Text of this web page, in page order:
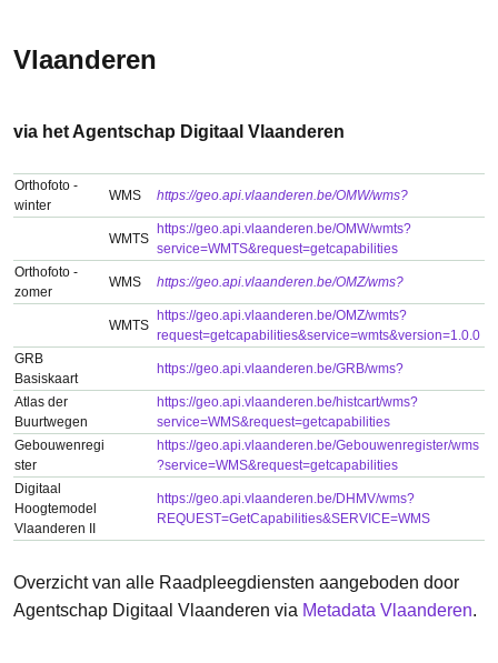
Vlaanderen
via het Agentschap Digitaal Vlaanderen
Orthofoto -
winter
WMS https://geo.api.vlaanderen.be/OMW/wms?
WMTS
https://geo.api.vlaanderen.be/OMW/wmts?
service=WMTS&request=getcapabilities
Orthofoto -
zomer
WMS https://geo.api.vlaanderen.be/OMZ/wms?
WMTS
https://geo.api.vlaanderen.be/OMZ/wmts?
request=getcapabilities&service=wmts&version=1.0.0
GRB
Basiskaart
https://geo.api.vlaanderen.be/GRB/wms?
Atlas der
Buurtwegen
https://geo.api.vlaanderen.be/histcart/wms?
service=WMS&request=getcapabilities
Gebouwenregi
ster
https://geo.api.vlaanderen.be/Gebouwenregister/wms
?service=WMS&request=getcapabilities
Digitaal
Hoogtemodel
Vlaanderen II
https://geo.api.vlaanderen.be/DHMV/wms?
REQUEST=GetCapabilities&SERVICE=WMS
Overzicht van alle Raadpleegdiensten aangeboden door
Agentschap Digitaal Vlaanderen via Metadata Vlaanderen.